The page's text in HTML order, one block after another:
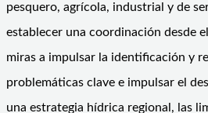
pesquero, agrícola, industrial y de
establecer una coordinación desde
miras a impulsar la identificación y
problemáticas clave e impulsar el
una estrategia hídrica regional, las